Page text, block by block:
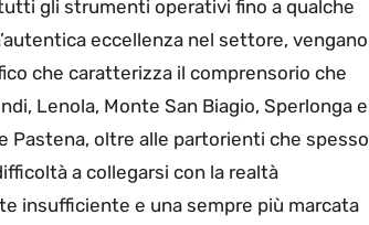
gli strumenti operativi fino a qualche
eccellenza nel settore, vengano
che caratterizza il comprensorio che
Lenola, Monte San Biagio, Sperlonga e
Pastena, oltre alle partorienti che spesso
a collegarsi con la realtà
insufficiente e una sempre più marcata